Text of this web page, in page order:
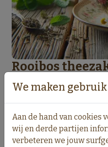
Rooibos
€10.00 incl. 6% BTW
Pittigere thee met een
kruiden.
We maken
Aan de hand van cookies
wij en derde partijen
verbeteren we jouw